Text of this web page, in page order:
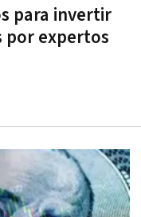
para invertir
por expertos